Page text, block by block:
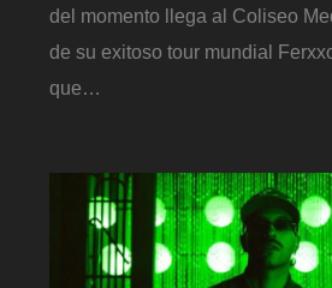
del momento llega al Coliseo
de su exitoso tour mundial
que…